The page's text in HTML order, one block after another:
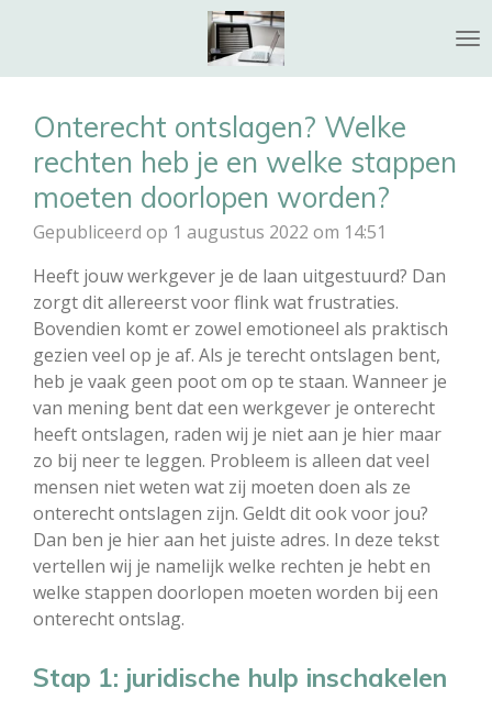
naar
hoofdinhoud
Onterecht ontslagen? Welke
rechten heb je en welke stappen
moeten doorlopen worden?
Gepubliceerd op 1 augustus 2022 om 14:51
Heeft jouw werkgever je de laan uitgestuurd? Dan
zorgt dit allereerst voor flink wat frustraties.
Bovendien komt er zowel emotioneel als praktisch
gezien veel op je af. Als je terecht ontslagen bent,
heb je vaak geen poot om op te staan. Wanneer je
van mening bent dat een werkgever je onterecht
heeft ontslagen, raden wij je niet aan je hier maar
zo bij neer te leggen. Probleem is alleen dat veel
mensen niet weten wat zij moeten doen als ze
onterecht ontslagen zijn. Geldt dit ook voor jou?
Dan ben je hier aan het juiste adres. In deze tekst
vertellen wij je namelijk welke rechten je hebt en
welke stappen doorlopen moeten worden bij een
onterecht ontslag.
Stap 1: juridische hulp inschakelen